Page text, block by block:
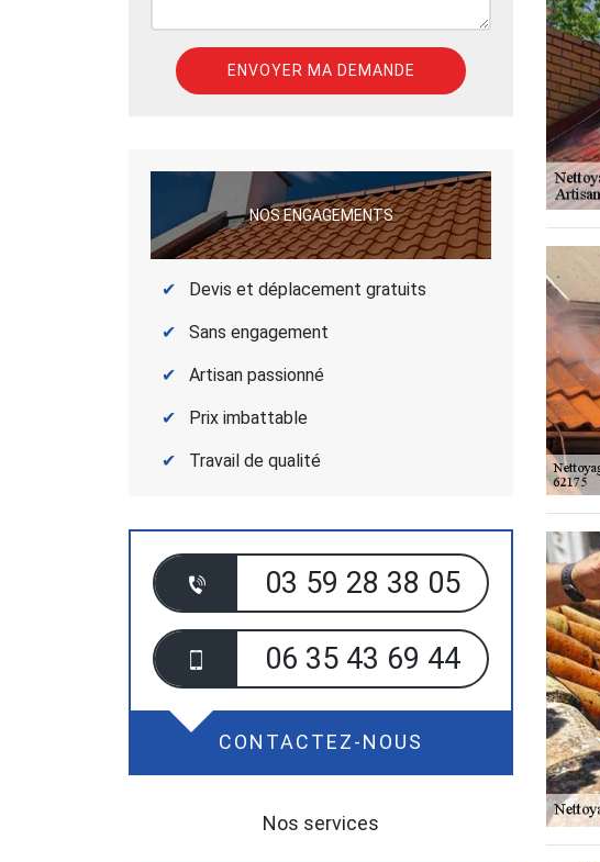
NOS ENGAGEMENTS
Devis et déplacement gratuits
Sans engagement
Artisan passionné
Prix imbattable
Travail de qualité
03 59 28 38 05
06 35 43 69 44
CONTACTEZ-NOUS
Nos services